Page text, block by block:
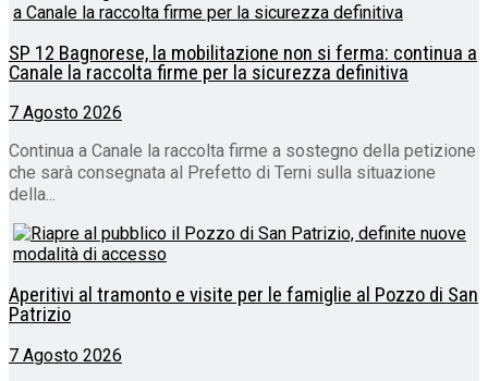
SP 12 Bagnorese, la mobilitazione non si ferma: continua a
Canale la raccolta firme per la sicurezza definitiva
7 Agosto 2026
Continua a Canale la raccolta firme a sostegno della petizione
che sarà consegnata al Prefetto di Terni sulla situazione
della...
Aperitivi al tramonto e visite per le famiglie al Pozzo di San
Patrizio
7 Agosto 2026